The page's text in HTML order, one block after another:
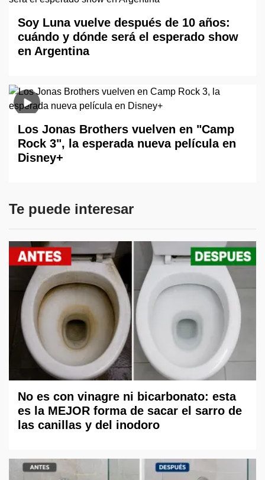
Soy Luna vuelve después de 10 años:
cuándo y dónde será el esperado show
en Argentina
Los Jonas Brothers vuelven en "Camp
Rock 3", la esperada nueva película en
Disney+
Te puede interesar
No es con vinagre ni bicarbonato: esta
es la MEJOR forma de sacar el sarro de
las canillas y del inodoro